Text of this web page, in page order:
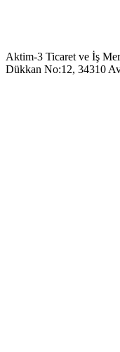
Aktim-3 Ticaret ve İş
Dükkan No:12, 34310